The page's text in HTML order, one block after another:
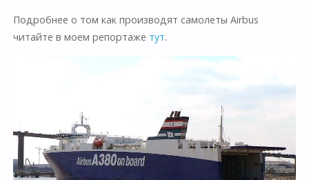
Подробнее о том как производят самолеты Airbus
читайте в моем репортаже тут.